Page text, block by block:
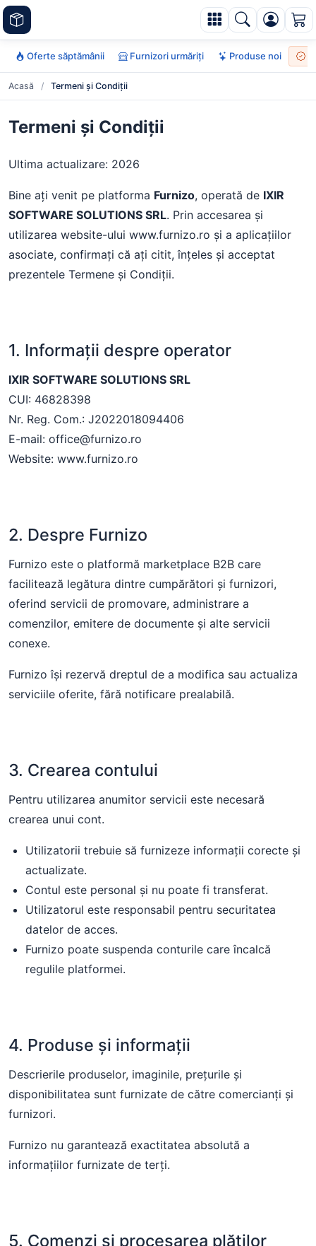
Oferte săptămânii Furnizori urmăriți Produse noi
Acasă / Termeni și Condiții
Termeni și Condiții
Ultima actualizare: 2026
Bine ați venit pe platforma Furnizo, operată de IXIR
SOFTWARE SOLUTIONS SRL. Prin accesarea și
utilizarea website-ului www.furnizo.ro și a aplicațiilor
asociate, confirmați că ați citit, înțeles și acceptat
prezentele Termene și Condiții.
1. Informații despre operator
IXIR SOFTWARE SOLUTIONS SRL
CUI: 46828398
Nr. Reg. Com.: J2022018094406
E-mail: office@furnizo.ro
Website: www.furnizo.ro
2. Despre Furnizo
Furnizo este o platformă marketplace B2B care
facilitează legătura dintre cumpărători și furnizori,
oferind servicii de promovare, administrare a
comenzilor, emitere de documente și alte servicii
conexe.
Furnizo își rezervă dreptul de a modifica sau actualiza
serviciile oferite, fără notificare prealabilă.
3. Crearea contului
Pentru utilizarea anumitor servicii este necesară
crearea unui cont.
Utilizatorii trebuie să furnizeze informații corecte și
actualizate.
Contul este personal și nu poate fi transferat.
Utilizatorul este responsabil pentru securitatea
datelor de acces.
Furnizo poate suspenda conturile care încalcă
regulile platformei.
4. Produse și informații
Descrierile produselor, imaginile, prețurile și
disponibilitatea sunt furnizate de către comercianți și
furnizori.
Furnizo nu garantează exactitatea absolută a
informațiilor furnizate de terți.
5. Comenzi și procesarea plăților